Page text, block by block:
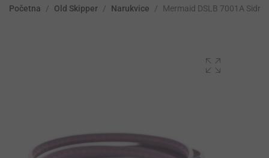
Početna / Old Skipper / Narukvice / Mermaid DSLB 7001A Sidro